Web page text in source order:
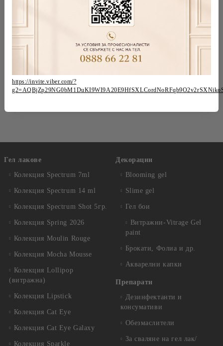
Покрийте с всеки топ от F.O.X.
Допълнителни препоръки:
Ако клиентът желае да остави ноктите без гел лак,
след изсъхването на Shine GeI се нанася топ лак. Ако
дизайн за по-добър резултат, и/или изчистени линии
Ви съветваме предварително да премахнете
Гел лакове
Колекция Spectrum 7ml
Колекция Spectrum 14 ml
Колекция Spectrum Shot 5гр.
Колекция Spring 2026
Колекция Moulin Rouge
Колекция Mocha Mousse
Колекция Lollipop
(витражна)
Колекция Lipstick
Колекция Cat Eye
Колекция Cat Eye Galaxy
Колекция Sparkle
Декорации
Blooming gel
Slime gel
Гел бои
Витражни-Vitrage Gel
paint
Брокати, Фолиа и др.
Акварелни капки
Препарати
Дезинфектанти и
консумативи
Обезмаслители
За сваляне на гел лак/
https://invite.viber.com/?